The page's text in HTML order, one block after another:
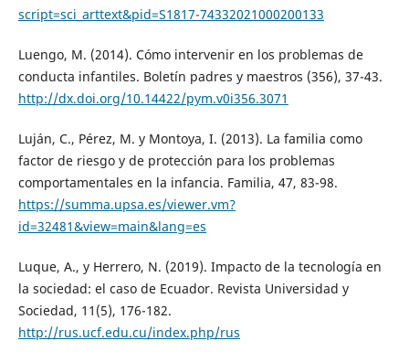
script=sci_arttext&pid=S1817-74332021000200133
Luengo, M. (2014). Cómo intervenir en los problemas de
conducta infantiles. Boletín padres y maestros (356), 37-43.
http://dx.doi.org/10.14422/pym.v0i356.3071
Luján, C., Pérez, M. y Montoya, I. (2013). La familia como
factor de riesgo y de protección para los problemas
comportamentales en la infancia. Familia, 47, 83-98.
https://summa.upsa.es/viewer.vm?
id=32481&view=main&lang=es
Luque, A., y Herrero, N. (2019). Impacto de la tecnología en
la sociedad: el caso de Ecuador. Revista Universidad y
Sociedad, 11(5), 176-182.
http://rus.ucf.edu.cu/index.php/rus